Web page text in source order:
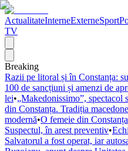
ActualitateInterneExterneSport
TV
Breaking
Razii pe litoral și în Constanța:
100 de sancțiuni și amenzi de
lei•„Makedonissimo”, spectacol
din Constanța. Tradiția
modernă•O femeie din
Suspectul, în arest preventiv•
Salvatorul a fost operat, iar